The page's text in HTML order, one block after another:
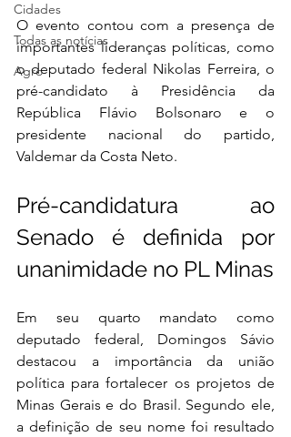
Cidades
Todas as notícias
Agro
O evento contou com a presença de
importantes lideranças políticas, como
o deputado federal Nikolas Ferreira, o
pré-candidato à Presidência da
República Flávio Bolsonaro e o
presidente nacional do partido,
Valdemar da Costa Neto.
Pré-candidatura ao
Senado é definida por
unanimidade no PL Minas
Em seu quarto mandato como
deputado federal, Domingos Sávio
destacou a importância da união
política para fortalecer os projetos de
Minas Gerais e do Brasil. Segundo ele,
a definição de seu nome foi resultado